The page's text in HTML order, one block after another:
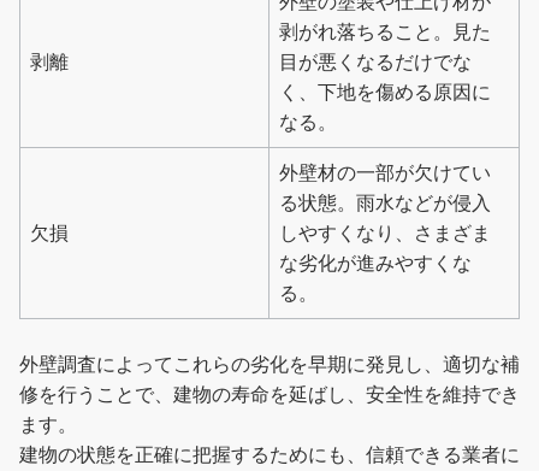
剥離
剥がれ落ちること。見た
目が悪くなるだけでな
く、下地を傷める原因に
なる。
欠損
外壁材の一部が欠けてい
る状態。雨水などが侵入
しやすくなり、さまざま
な劣化が進みやすくな
る。
外壁調査によってこれらの劣化を早期に発見し、適切な補
修を行うことで、建物の寿命を延ばし、安全性を維持でき
ます。
建物の状態を正確に把握するためにも、信頼できる業者に